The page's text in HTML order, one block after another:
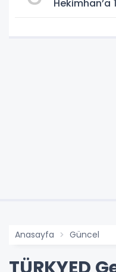
Hekimhan’a
Anasayfa Güncel